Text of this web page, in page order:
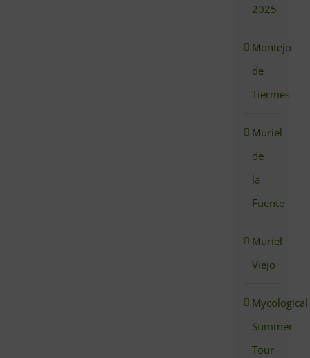
2025
Montejo
de
Tiermes
Muriel
de
la
Fuente
Muriel
Viejo
Mycological
Summer
Tour